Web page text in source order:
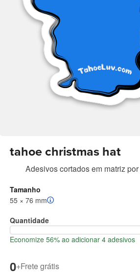
tahoe christmas hat
Adesivos cortados em matriz por
Tamanho
55 × 76 mm
Quantidade
Economize 56% ao adicionar 4 adesivos
0+Frete grátis